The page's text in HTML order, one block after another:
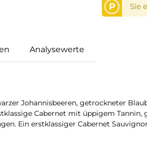
P Sie
Analysewerte
Johannisbeeren, getrockneter
Cabernet mit üppigem
Ein erstklassiger Cabernet